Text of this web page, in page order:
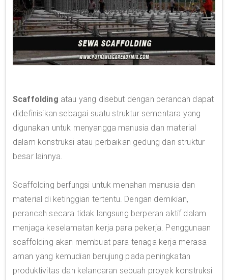
Scaffolding atau yang disebut dengan perancah dapat
didefinisikan sebagai suatu struktur sementara yang
digunakan untuk menyangga manusia dan material
dalam konstruksi atau perbaikan gedung dan struktur
besar lainnya.
Scaffolding berfungsi untuk menahan manusia dan
material di ketinggian tertentu. Dengan demikian,
perancah secara tidak langsung berperan aktif dalam
menjaga keselamatan kerja para pekerja. Penggunaan
scaffolding akan membuat para tenaga kerja merasa
aman yang kemudian berujung pada peningkatan
produktivitas dan kelancaran sebuah proyek konstruksi